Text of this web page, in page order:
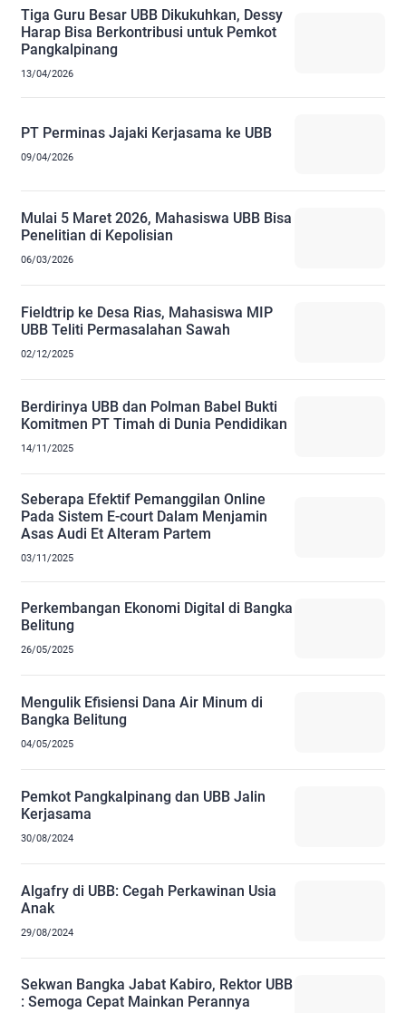
Tiga Guru Besar UBB Dikukuhkan, Dessy
Harap Bisa Berkontribusi untuk Pemkot
Pangkalpinang
13/04/2026
PT Perminas Jajaki Kerjasama ke UBB
09/04/2026
Mulai 5 Maret 2026, Mahasiswa UBB Bisa
Penelitian di Kepolisian
06/03/2026
Fieldtrip ke Desa Rias, Mahasiswa MIP
UBB Teliti Permasalahan Sawah
02/12/2025
Berdirinya UBB dan Polman Babel Bukti
Komitmen PT Timah di Dunia Pendidikan
14/11/2025
Seberapa Efektif Pemanggilan Online
Pada Sistem E-court Dalam Menjamin
Asas Audi Et Alteram Partem
03/11/2025
Perkembangan Ekonomi Digital di Bangka
Belitung
26/05/2025
Mengulik Efisiensi Dana Air Minum di
Bangka Belitung
04/05/2025
Pemkot Pangkalpinang dan UBB Jalin
Kerjasama
30/08/2024
Algafry di UBB: Cegah Perkawinan Usia
Anak
29/08/2024
Sekwan Bangka Jabat Kabiro, Rektor UBB
: Semoga Cepat Mainkan Perannya